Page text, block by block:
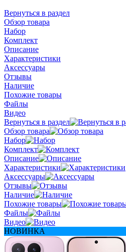
Вернуться в раздел
Обзор товара
Набор
Комплект
Описание
Характеристики
Аксессуары
Отзывы
Наличие
Похожие товары
Файлы
Видео
Вернуться в раздел
Обзор товара
Набор
Комплект
Описание
Характеристики
Аксессуары
Отзывы
Наличие
Похожие товары
Файлы
Видео
НОВИНКА